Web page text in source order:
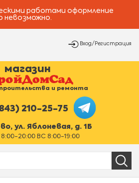
работами оформление
невозможно.
Вход/Регистрация
магазин
и ремонта
210-25-75
ул. Яблоневая, д. 1Б
8:00-20:00 ВС 8:00-19:00